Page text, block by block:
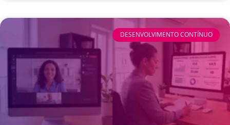
DESENVOLVIMENTO CONTÍNUO